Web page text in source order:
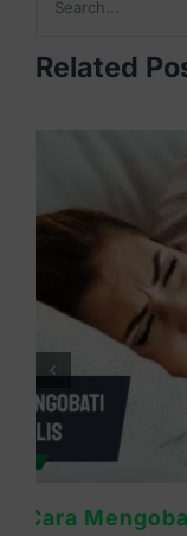
for:
Related
Lebih